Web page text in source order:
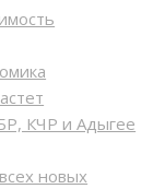
КЧР и Адыгее
новых